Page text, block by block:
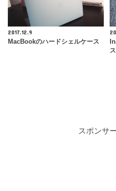
2017.12.9
MacBookのハードシェルケース
スポンサ